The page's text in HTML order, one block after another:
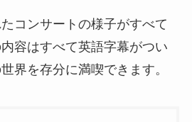
コンサートの様子がすべて
容はすべて英語字幕がつい
界を存分に満喫できます。